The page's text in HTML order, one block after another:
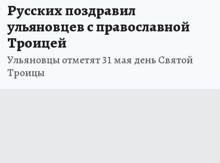
Русских поздравил
ульяновцев с православной
Троицей
Ульяновцы отметят 31 мая день Святой
Троицы